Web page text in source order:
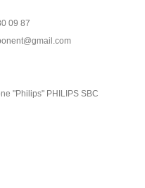
09 87
"Philips" PHILIPS SBC